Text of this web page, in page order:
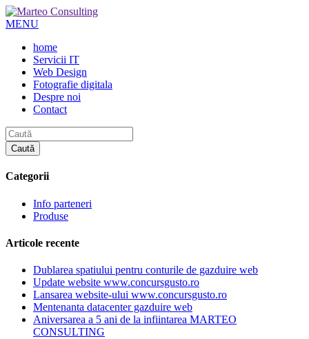
MENU
home
Servicii IT
Web Design
Fotografie digitala
Despre noi
Contact
Categorii
Info parteneri
Produse
Articole recente
Dublarea spatiului pentru conturile de gazduire web
Update website www.concursgusto.ro
Lansarea website-ului www.concursgusto.ro
Mentenanta datacenter gazduire web
Aniversarea a 5 ani de la infiintarea MARTEO
CONSULTING